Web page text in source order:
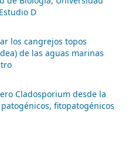
D
los cangrejos topos
de las aguas marinas
Cladosporium desde la
fitopatogénicos